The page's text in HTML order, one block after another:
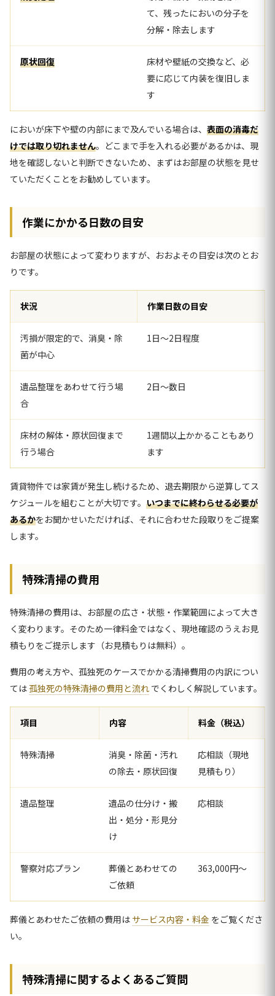
て、残ったにおいの分子を
分解・除去します
原状回復
床材や壁紙の交換など、必
要に応じて内装を復旧しま
す
においが床下や壁の内部にまで及んでいる場合は、 表面の消毒だ
けでは取り切れません。どこまで手を入れる必要があるかは、現
地を確認しないと判断できないため、まずはお部屋の状態を見せ
ていただくことをお勧めしています。
作業にかかる日数の目安
お部屋の状態によって変わりますが、おおよその目安は次のとお
りです。
状況 作業日数の目安
汚損が限定的で、消臭・除
菌が中心
1日〜2日程度
遺品整理をあわせて行う場
合
2日〜数日
床材の解体・原状回復まで
行う場合
1週間以上かかることもあり
ます
賃貸物件では家賃が発生し続けるため、退去期限から逆算してス
ケジュールを組むことが大切です。 いつまでに終わらせる必要が
あるかをお聞かせいただければ、それに合わせた段取りをご提案
します。
特殊清掃の費用
特殊清掃の費用は、お部屋の広さ・状態・作業範囲によって大き
く変わります。そのため一律料金ではなく、現地確認のうえお見
積もりをご提示します（お見積もりは無料）。
費用の考え方や、孤独死のケースでかかる清掃費用の内訳につい
ては孤独死の特殊清掃の費用と流れ でくわしく解説しています。
項目 内容 料金（税込）
特殊清掃
消臭・除菌・汚れ
の除去・原状回復
応相談（現地
見積もり）
遺品整理
遺品の仕分け・搬
出・処分・形見分
け
応相談
警察対応プラン
葬儀とあわせての
ご依頼
363,000円〜
葬儀とあわせたご依頼の費用は サービス内容・料金 をご覧くださ
い。
特殊清掃に関するよくあるご質問